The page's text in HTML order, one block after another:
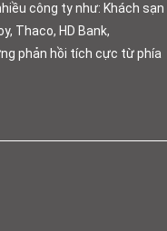
công ty như: Khách sạn
Thaco, HD Bank,
phản hồi tích cực từ phía